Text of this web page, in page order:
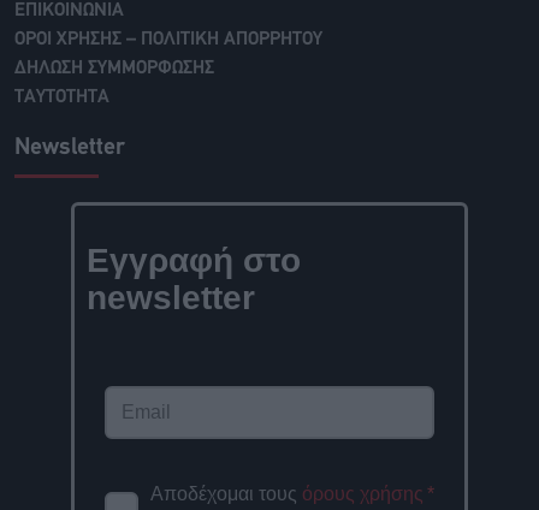
ΕΠΙΚΟΙΝΩΝΙΑ
ΟΡΟΙ ΧΡΗΣΗΣ – ΠΟΛΙΤΙΚΗ ΑΠΟΡΡΗΤΟΥ
ΔΗΛΩΣΗ ΣΥΜΜΟΡΦΩΣΗΣ
ΤΑΥΤΟΤΗΤΑ
Newsletter
Εγγραφή στο
newsletter
Αποδέχομαι τους όρους χρήσης *